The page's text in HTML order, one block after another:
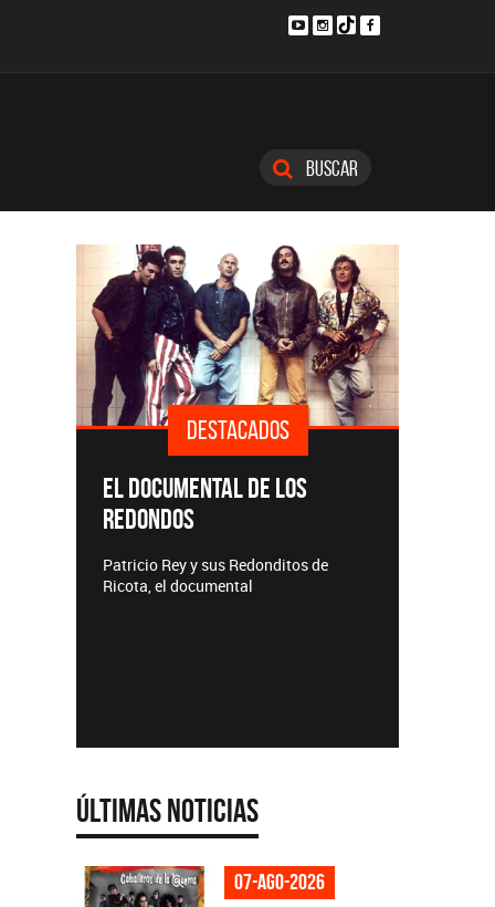
Buscar
DESTACADOS
EL DOCUMENTAL DE LOS
REDONDOS
Patricio Rey y sus Redonditos de
Ricota, el documental
Últimas Noticias
07-ago-2026